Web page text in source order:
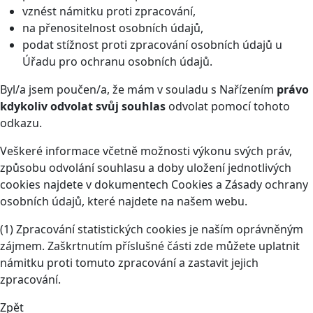
vznést námitku proti zpracování,
na přenositelnost osobních údajů,
podat stížnost proti zpracování osobních údajů u
Úřadu pro ochranu osobních údajů.
Byl/a jsem poučen/a, že mám v souladu s Nařízením právo
kdykoliv odvolat svůj souhlas odvolat pomocí tohoto
odkazu.
Veškeré informace včetně možnosti výkonu svých práv,
způsobu odvolání souhlasu a doby uložení jednotlivých
cookies najdete v dokumentech Cookies a Zásady ochrany
osobních údajů, které najdete na našem webu.
(1) Zpracování statistických cookies je naším oprávněným
zájmem. Zaškrtnutím příslušné části zde můžete uplatnit
námitku proti tomuto zpracování a zastavit jejich
zpracování.
Zpět